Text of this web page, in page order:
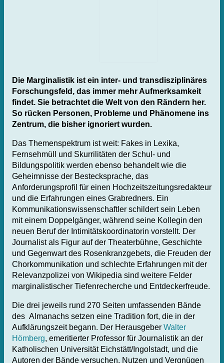
Die Marginalistik ist ein inter- und transdisziplinäres
Forschungsfeld, das immer mehr Aufmerksamkeit
findet. Sie betrachtet die Welt von den Rändern her.
So rücken Personen, Probleme und Phänomene ins
Zentrum, die bisher ignoriert wurden.
Das Themenspektrum ist weit: Fakes in Lexika,
Fernsehmüll und Skurrilitäten der Schul- und
Bildungspolitik werden ebenso behandelt wie die
Geheimnisse der Bestecksprache, das
Anforderungsprofil für einen Hochzeitszeitungsredakteur
und die Erfahrungen eines Grabredners. Ein
Kommunikationswissenschaftler schildert sein Leben
mit einem Doppelgänger, während seine Kollegin den
neuen Beruf der Intimitätskoordinatorin vorstellt. Der
Journalist als Figur auf der Theaterbühne, Geschichte
und Gegenwart des Rosenkranzgebets, die Freuden der
Chorkommunikation und schlechte Erfahrungen mit der
Relevanzpolizei von Wikipedia sind weitere Felder
marginalistischer Tiefenrecherche und Entdeckerfreude.
Die drei jeweils rund 270 Seiten umfassenden Bände
des Almanachs setzen eine Tradition fort, die in der
Aufklärungszeit begann. Der Herausgeber Walter
Hömberg, emeritierter Professor für Journalistik an der
Katholischen Universität Eichstätt/Ingolstadt, und die
Autoren der Bände versuchen, Nutzen und Vergnügen